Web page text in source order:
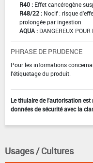
R40 : Effet cancérogène
R48/22 : Nocif : risque
prolongée par ingestion
AQUA : DANGEREUX POUR
PHRASE DE PRUDENCE
Pour les informations
l'étiquetage du produit.
Le titulaire de l'autorisation est
données de sécurité avec la
Usages / Cultures